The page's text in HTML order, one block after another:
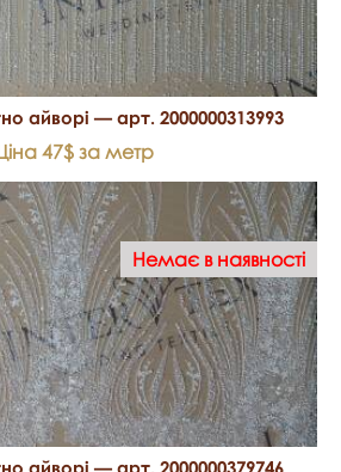
айворі — арт. 2000000313993
47$ за метр
Немає в наявності
айворі — арт. 2000000379746